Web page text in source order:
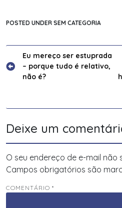
POSTED UNDER SEM CATEGORIA
Navegação
de
Eu mereço ser estuprada
– porque tudo é relativo,
não é?
Deixe um
O seu endereço de e-mail não
Campos obrigatórios são
COMENTÁRIO *